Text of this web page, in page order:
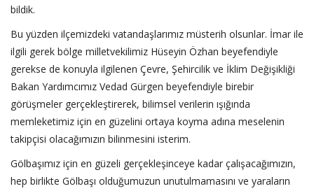
bildik.
Bu yüzden ilçemizdeki vatandaşlarımız müsterih olsunlar. İmar ile
ilgili gerek bölge milletvekilimiz Hüseyin Özhan beyefendiyle
gerekse de konuyla ilgilenen Çevre, Şehircilik ve İklim Değişikliği
Bakan Yardımcımız Vedad Gürgen beyefendiyle birebir
görüşmeler gerçekleştirerek, bilimsel verilerin ışığında
memleketimiz için en güzelini ortaya koyma adına meselenin
takipçisi olacağımızın bilinmesini isterim.
Gölbaşımız için en güzeli gerçekleşinceye kadar çalışacağımızın,
hep birlikte Gölbaşı olduğumuzun unutulmamasını ve yaraların